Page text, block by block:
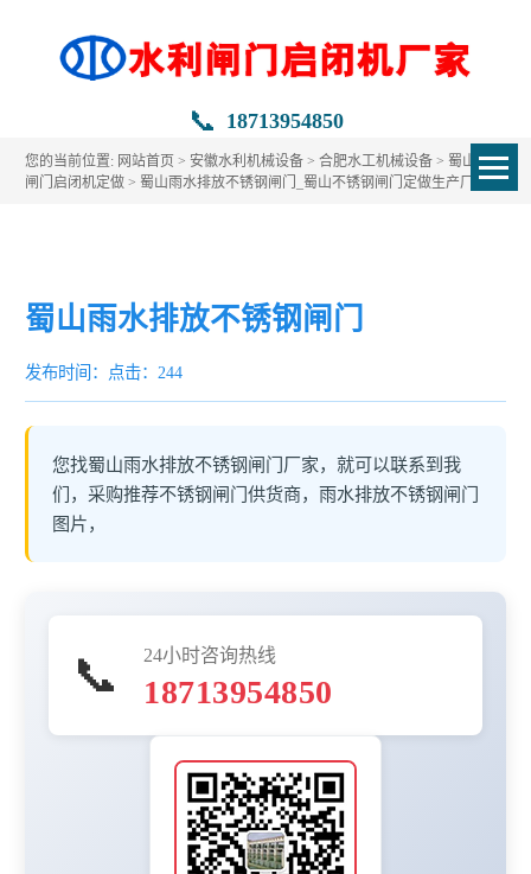
📞 18713954850
您的当前位置: 网站首页 > 安徽水利机械设备 >合肥水工机械设备 > 蜀山水利
闸门启闭机定做 > 蜀山雨水排放不锈钢闸门_蜀山不锈钢闸门定做生产厂家
蜀山雨水排放不锈钢闸门
发布时间： 点击：244
您找蜀山雨水排放不锈钢闸门厂家，就可以联系到我
们，采购推荐不锈钢闸门供货商，雨水排放不锈钢闸门
图片，
📞 24小时咨询热线
18713954850